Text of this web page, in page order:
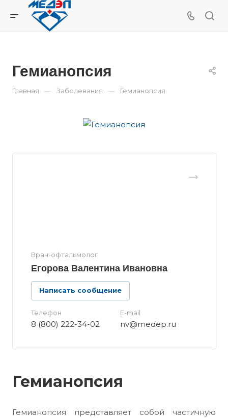
Гемианопсия
Главная — Заболевания — Гемианопсия
Врач-офтальмолог
Егорова Валентина Ивановна
Написать сообщение
Телефон
8 (800) 222-34-02
E-mail
nv@medep.ru
Гемианопсия
Гемианопсия представляет собой частичную